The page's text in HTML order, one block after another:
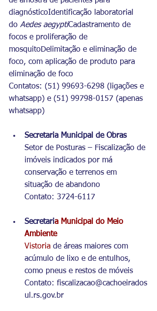
diagnósticoIdentificação laboratorial
do Aedes aegyptiCadastramento de
focos e proliferação de
mosquitoDelimitação e eliminação de
foco, com aplicação de produto para
eliminação de foco
Contatos: (51) 99693-6298 (ligações e
whatsapp) e (51) 99798-0157 (apenas
whatsapp)
Secretaria Municipal de Obras
Setor de Posturas – Fiscalização de
imóveis indicados por má
conservação e terrenos em
situação de abandono
Contato: 3724-6117
Secretaria Municipal do Meio
Ambiente
Vistoria de áreas maiores com
acúmulo de lixo e de entulhos,
como pneus e restos de móveis
Contato: fiscalizacao@cachoeirados
ul.rs.gov.br